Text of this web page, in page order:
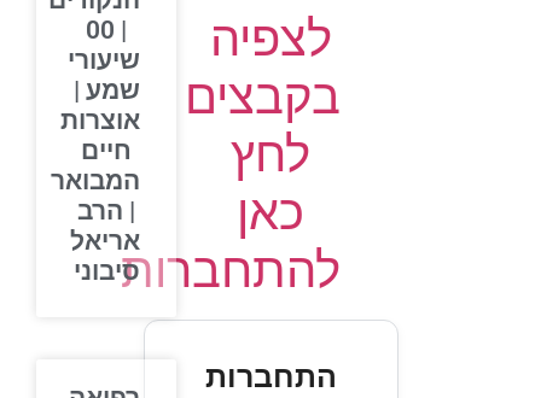
לצפיה
בקבצים
לחץ
כאן
להתחברות
התחברות
| 00
שיעורי
שמע |
אוצרות
חיים
המבואר
| הרב
אריאל
סיבוני